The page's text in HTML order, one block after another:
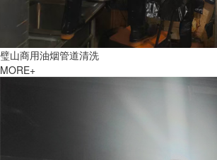
璧山商用油烟管道清洗
MORE+